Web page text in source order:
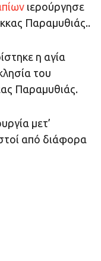
ιερούργησε
Παραμυθιάς..
η αγία
του
Παραμυθιάς.
μετ’
από διάφορα